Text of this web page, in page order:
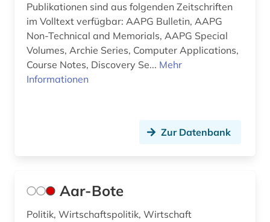
bayerische staatsbibliothek (6)
bayerische staatsbibliothek münchen (1)
bayern (14)
beherbergungsgewerbe tourismus
volkswirtschaft tourismus gaststättengewerbe
Publikationen sind aus folgenden Zeitschriften
im Volltext verfügbar: AAPG Bulletin, AAPG
Non-Technical and Memorials, AAPG Special
Volumes, Archie Series, Computer Applications,
Course Notes, Discovery Se... Mehr
Informationen
Zur Datenbank
Aar-Bote
Politik, Wirtschaftspolitik, Wirtschaft